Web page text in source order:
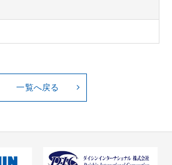
一覧へ戻る